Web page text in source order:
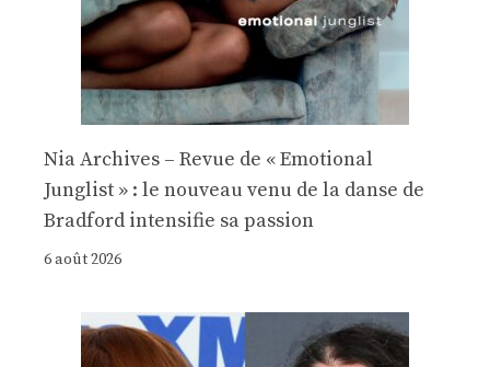
Nia Archives – Revue de « Emotional
Junglist » : le nouveau venu de la danse de
Bradford intensifie sa passion
6 août 2026